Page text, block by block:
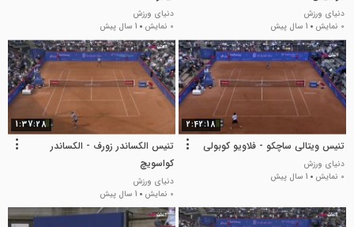
دنیای ورزش
0 نمایش
1 سال پیش
دنیای ورزش
0 نمایش
1 سال پیش
2:42:18
تنیس ویتالی ساچکو - فلاویو کوبولی
دنیای ورزش
0 نمایش
1 سال پیش
1:37:28
تنیس الکساندر زورف - الکساندر
کواسویچ
دنیای ورزش
0 نمایش
1 سال پیش